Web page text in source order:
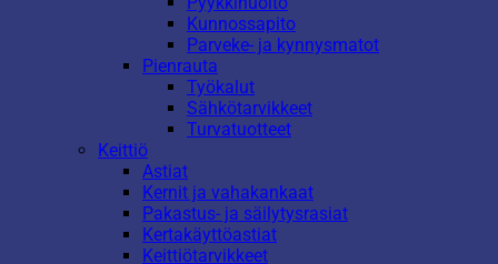
Kunnossapito
Parveke- ja kynnysmatot
Pienrauta
Työkalut
Sähkötarvikkeet
Turvatuotteet
Keittiö
Astiat
Kernit ja vahakankaat
Pakastus- ja säilytysrasiat
Kertakäyttöastiat
Keittiötarvikkeet